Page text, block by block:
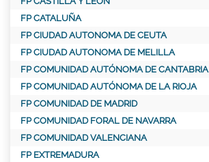
FP CATALUÑA
FP CIUDAD AUTONOMA DE CEUTA
FP CIUDAD AUTONOMA DE MELILLA
FP COMUNIDAD AUTÓNOMA DE CANTABRIA
FP COMUNIDAD AUTÓNOMA DE LA RIOJA
FP COMUNIDAD DE MADRID
FP COMUNIDAD FORAL DE NAVARRA
FP COMUNIDAD VALENCIANA
FP EXTREMADURA